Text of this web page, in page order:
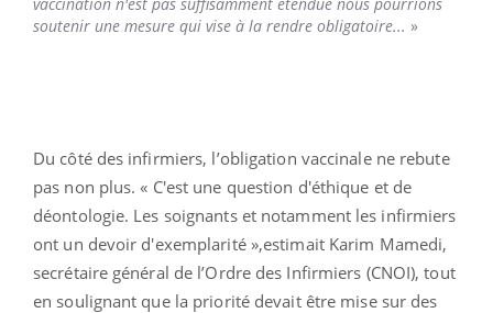
soutenir une mesure qui vise à la rendre obligatoire... »
Du côté des infirmiers, l’obligation vaccinale ne rebute
pas non plus. « C'est une question d'éthique et de
déontologie. Les soignants et notamment les infirmiers
ont un devoir d'exemplarité »,estimait Karim Mamedi,
secrétaire général de l’Ordre des Infirmiers (CNOI), tout
en soulignant que la priorité devait être mise sur des